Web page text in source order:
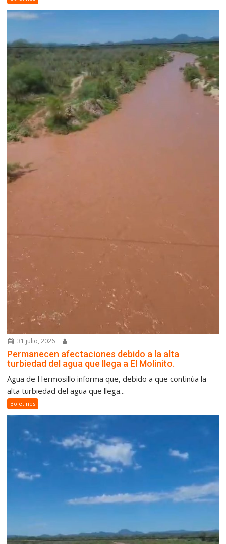
31 julio, 2026
Permanecen afectaciones debido a la alta
turbiedad del agua que llega a El Molinito.
Agua de Hermosillo informa que, debido a que continúa la
alta turbiedad del agua que llega...
Boletines